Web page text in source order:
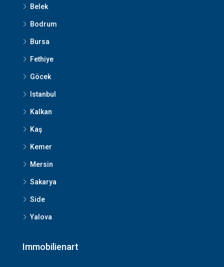
Belek
Bodrum
Bursa
Fethiye
Göcek
Istanbul
Kalkan
Kaş
Kemer
Mersin
Sakarya
Side
Yalova
Immobilienart